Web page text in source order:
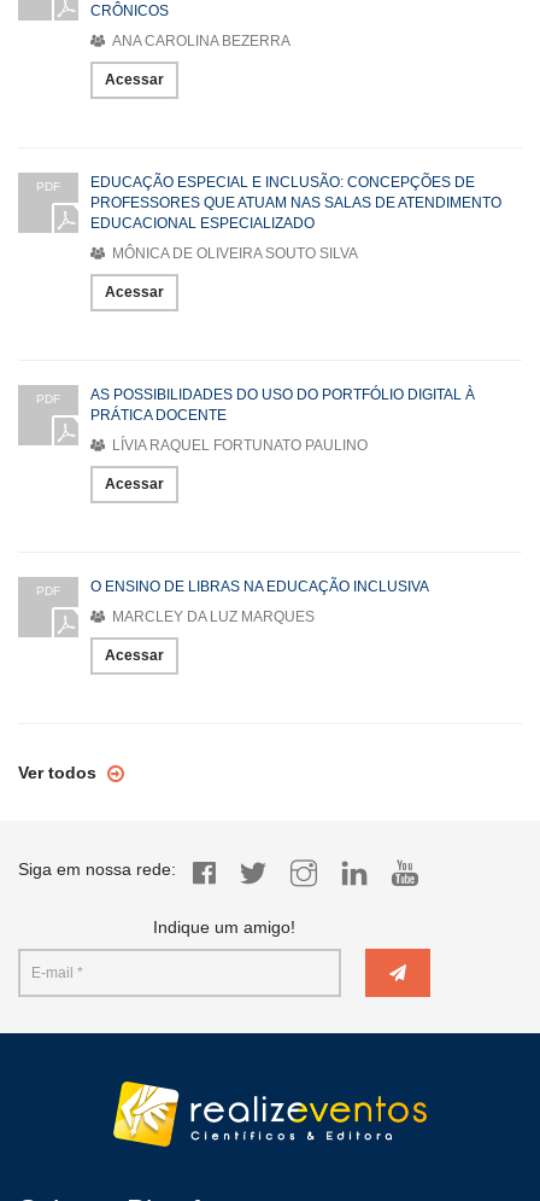
CRÔNICOS
ANA CAROLINA BEZERRA
Acessar
PDF
EDUCAÇÃO ESPECIAL E INCLUSÃO: CONCEPÇÕES DE
PROFESSORES QUE ATUAM NAS SALAS DE ATENDIMENTO
EDUCACIONAL ESPECIALIZADO
MÔNICA DE OLIVEIRA SOUTO SILVA
Acessar
PDF
AS POSSIBILIDADES DO USO DO PORTFÓLIO DIGITAL À
PRÁTICA DOCENTE
LÍVIA RAQUEL FORTUNATO PAULINO
Acessar
PDF
O ENSINO DE LIBRAS NA EDUCAÇÃO INCLUSIVA
MARCLEY DA LUZ MARQUES
Acessar
Ver todos
Siga em nossa rede:
Indique um amigo!